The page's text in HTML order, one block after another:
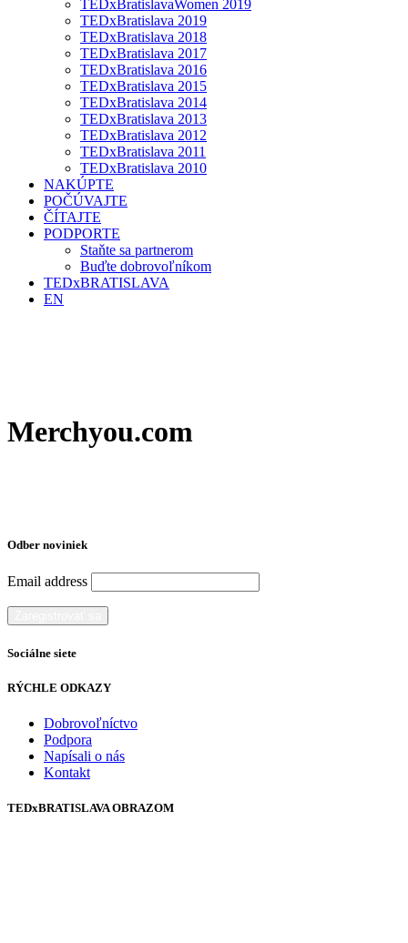
TEDxBratislavaWomen 2019
TEDxBratislava 2019
TEDxBratislava 2018
TEDxBratislava 2017
TEDxBratislava 2016
TEDxBratislava 2015
TEDxBratislava 2014
TEDxBratislava 2013
TEDxBratislava 2012
TEDxBratislava 2011
TEDxBratislava 2010
NAKÚPTE
POČÚVAJTE
ČÍTAJTE
PODPORTE
Staňte sa partnerom
Buďte dobrovoľníkom
TEDxBRATISLAVA
EN
Merchyou.com
Odber noviniek
Email address
Sociálne siete
RÝCHLE ODKAZY
Dobrovoľníctvo
Podpora
Napísali o nás
Kontakt
TEDxBRATISLAVA OBRAZOM